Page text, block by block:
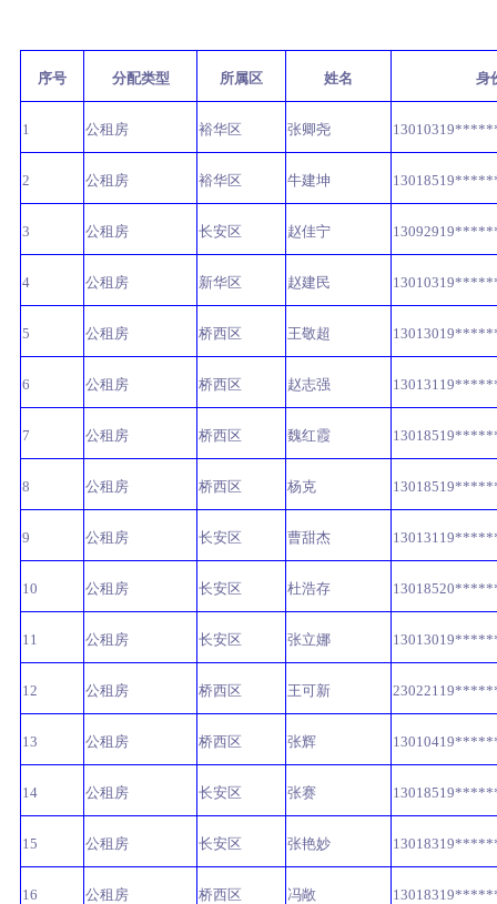
序号 分配类型 所属区 姓名 身
1 公租房 裕华区 张卿尧
2 公租房 裕华区 牛建坤
3 公租房 长安区 赵佳宁
4 公租房 新华区 赵建民
5 公租房 桥西区 王敬超
6 公租房 桥西区 赵志强
7 公租房 桥西区 魏红霞
8 公租房 桥西区 杨克
9 公租房 长安区 曹甜杰
10 公租房 长安区 杜浩存
11 公租房 长安区 张立娜
12 公租房 桥西区 王可新
13 公租房 桥西区 张辉
14 公租房 长安区 张赛
15 公租房 长安区 张艳妙
16 公租房 桥西区 冯敞